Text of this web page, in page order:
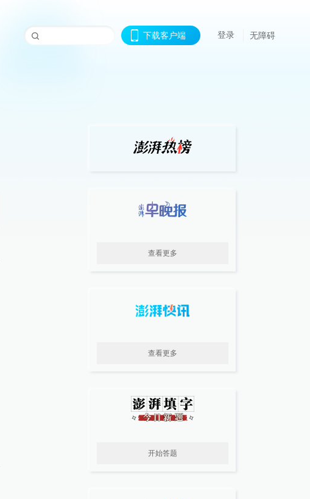
下载客户端 登录 无障碍
查看更多
查看更多
开始答题